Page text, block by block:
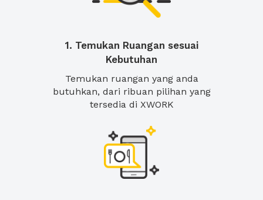
1. Temukan Ruangan sesuai
Kebutuhan
Temukan ruangan yang anda
butuhkan, dari ribuan pilihan yang
tersedia di XWORK